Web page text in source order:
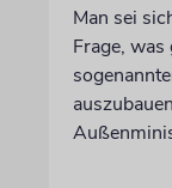
Man sei
Frage,